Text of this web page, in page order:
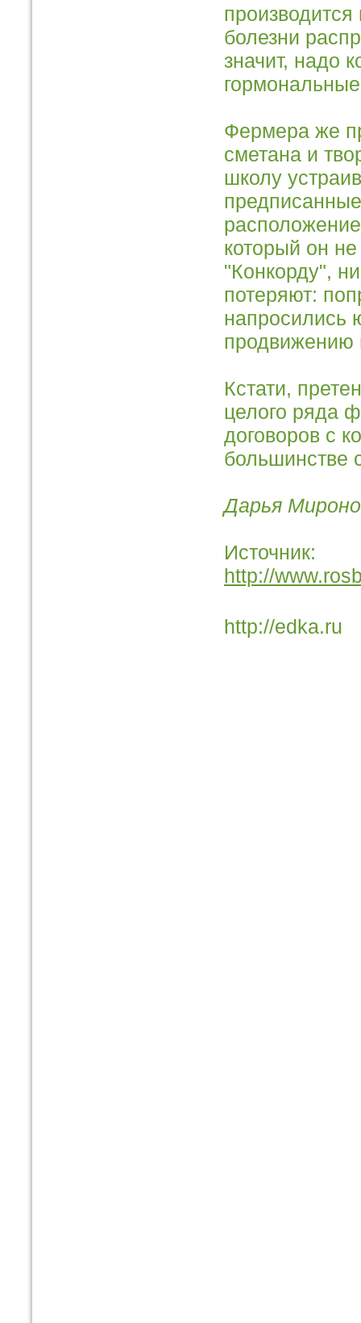
болезни
значит, надо
Фермера же
сметана и
школу
который он
"Конкорду",
потеряют:
напросились
продвижению
Кстати,
целого ряда
договоров с
большинстве
Дарья
Источник:
http://
http://edka.ru